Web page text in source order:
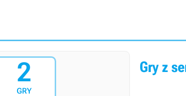
2
GRY
Gry z